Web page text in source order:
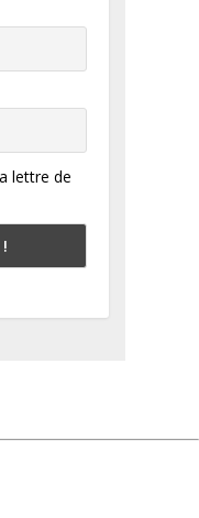
lettre de